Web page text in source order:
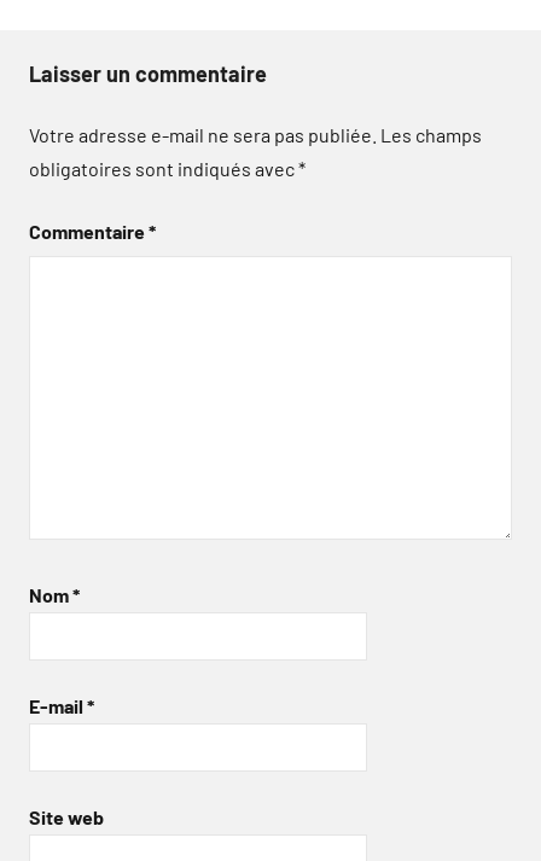
Laisser un commentaire
Votre adresse e-mail ne sera pas publiée. Les champs
obligatoires sont indiqués avec*
Commentaire*
Nom*
E-mail *
Site web